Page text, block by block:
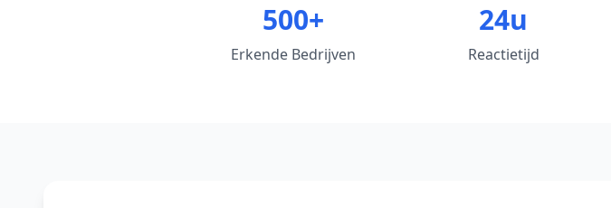
500+
Erkende Bedrijven
24u
Reactietijd